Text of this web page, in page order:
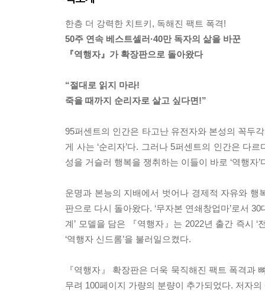
한층 더 강력한 치트키, 독해진 팩트 폭격!
50주 연속 베스트셀러·40만 독자의 삶을 바꾼
『역행자』가 확장판으로 돌아왔다
“절대로 읽지 마라!
죽을 때까지 순리자로 살고 싶다면!”
95퍼센트의 인간은 타고난 유전자와 본성의 꼭두
게 사는 ‘순리자’다. 그러나 5퍼센트의 인간은 다
성을 거슬러 행복을 쟁취하는 이들이 바로 ‘역행자’
운명과 본능의 지배에서 벗어나 경제적 자유와
판으로 다시 돌아왔다. ‘무자본 연쇄창업마’로서
계’ 모델을 담은 『역행자』는 2022년 출간 즉시
‘역행자 신드롬’을 불러일으켰다.
『역행자』 확장판은 더욱 묵직해진 팩트 폭격과
무려 100페이지 가량의 분량이 추가되었다. 저자